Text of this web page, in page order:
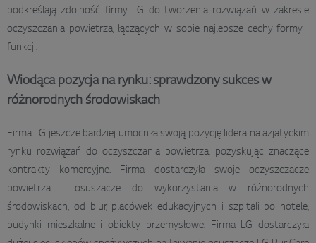
podkreślają zdolność firmy LG do tworzenia rozwiązań w zakresie
oczyszczania powietrza, łączących w sobie najlepsze cechy formy i
funkcji.
Wiodąca pozycja na rynku: sprawdzony sukces w
różnorodnych środowiskach
Firma LG jeszcze bardziej umocniła swoją pozycję lidera na azjatyckim
rynku rozwiązań do oczyszczania powietrza, pozyskując znaczące
kontrakty komercyjne. Firma dostarczyła swoje oczyszczacze
powietrza i osuszacze do wykorzystania w różnorodnych
środowiskach, od biur, placówek edukacyjnych i szpitali po hotele,
budynki mieszkalne i obiekty przemysłowe. Firma LG dostarczyła